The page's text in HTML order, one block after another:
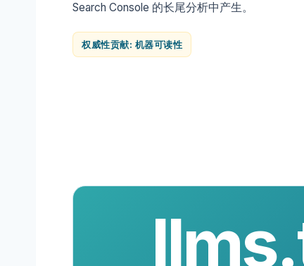
Search Console 的长尾分析中产生。
权威性贡献: 机器可读性